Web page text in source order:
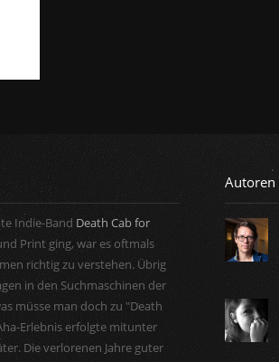
Indie-Band Death Cab for
Print ging, war es oftmals
richtig zu verstehen. Übrig
in den Suchmaschinen der
müsse man doch zu "Death
Erlebnis erfolgte mitunter
Die verlorenen Jahre guter
Autoren